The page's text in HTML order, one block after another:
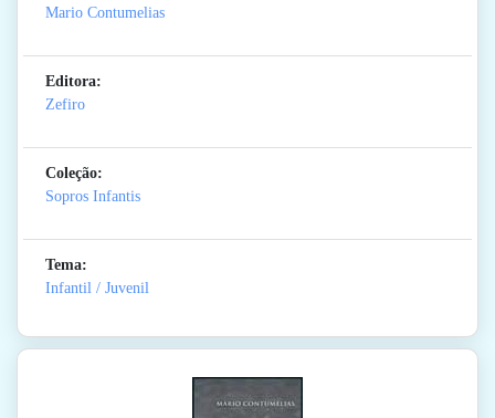
Mario Contumelias
Editora:
Zefiro
Coleção:
Sopros Infantis
Tema:
Infantil / Juvenil